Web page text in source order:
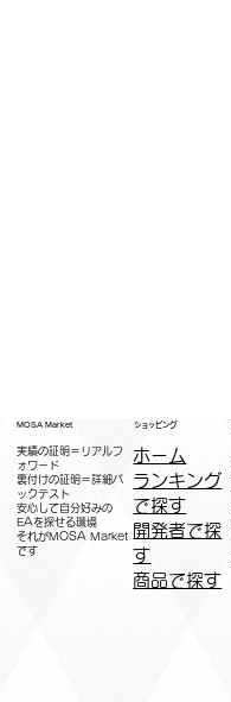
MOSA Market
実績の証明＝リアルフ
ォワード
裏付けの証明＝詳細バ
ックテスト
安心して自分好みの
EAを探せる環境
​それがMOSA Market
です
ショッピング
ホーム
ランキング
で探す
開発者で探
す
商品で探す